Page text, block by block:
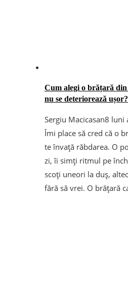
Cum alegi o brățară
nu se deteriorează ușor?
Sergiu Macicasan8 luni
Îmi place să cred că o
te învață răbdarea. O
zi, îi simți ritmul pe
scoți uneori la duș,
fără să vrei. O brățară